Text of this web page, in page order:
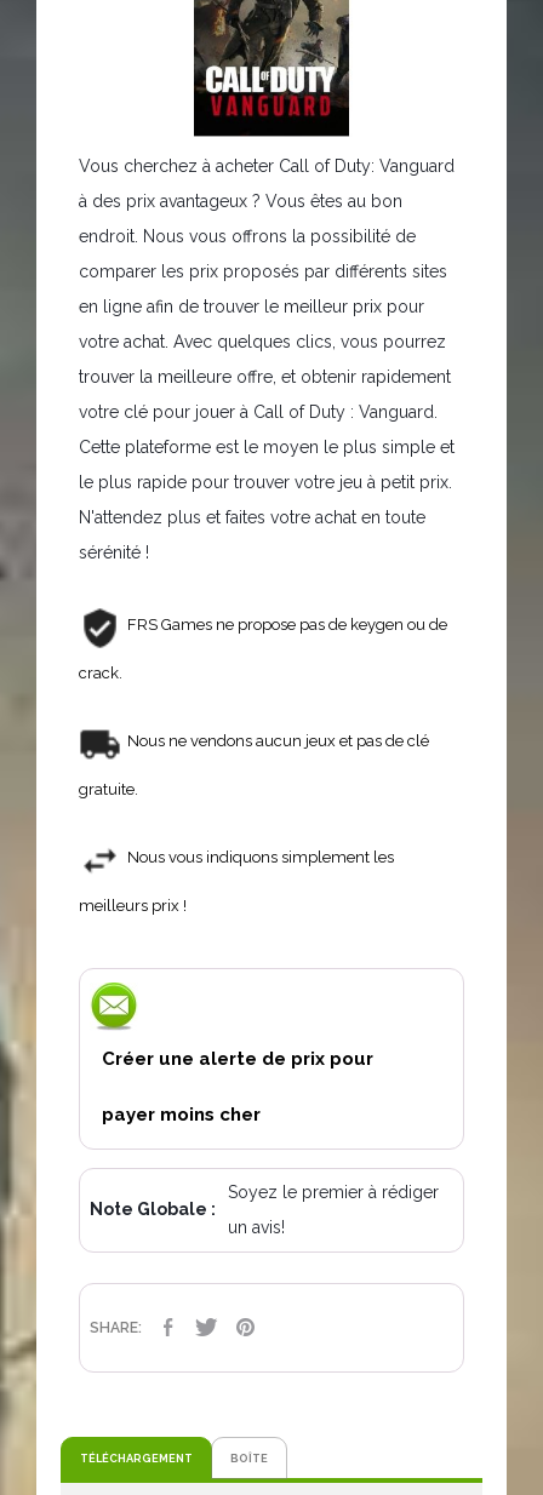
Vous cherchez à acheter Call of Duty: Vanguard
à des prix avantageux ? Vous êtes au bon
endroit. Nous vous offrons la possibilité de
comparer les prix proposés par différents sites
en ligne afin de trouver le meilleur prix pour
votre achat. Avec quelques clics, vous pourrez
trouver la meilleure offre, et obtenir rapidement
votre clé pour jouer à Call of Duty : Vanguard.
Cette plateforme est le moyen le plus simple et
le plus rapide pour trouver votre jeu à petit prix.
N'attendez plus et faites votre achat en toute
sérénité !
FRS Games ne propose pas de keygen ou de
crack.
Nous ne vendons aucun jeux et pas de clé
gratuite.
Nous vous indiquons simplement les
meilleurs prix !
Créer une alerte de prix pour
payer moins cher
Note Globale :
Soyez le premier à rédiger
un avis!
SHARE: PARTAGER
TWEET
TÉLÉCHARGEMENT BOÎTE